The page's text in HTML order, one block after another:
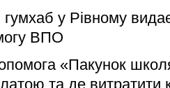
гумхаб у Рівному
ВПО
«Пакунок
та де витратити